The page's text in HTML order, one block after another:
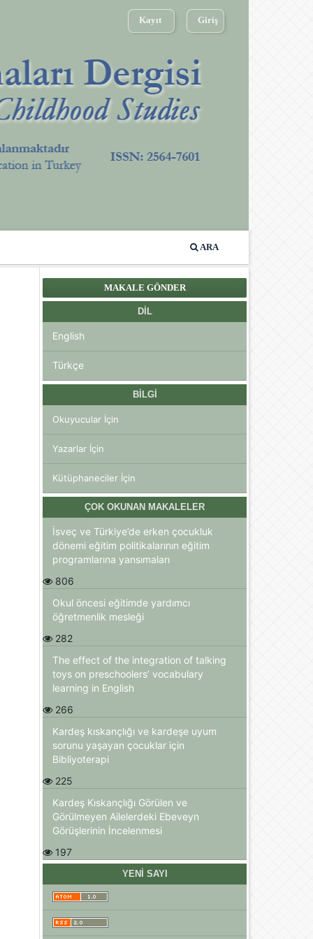
ARA
Kayıt Giriş
MAKALE GÖNDER
DIL
English
Türkçe
BILGI
Okuyucular İçin
Yazarlar İçin
Kütüphaneciler İçin
ÇOK OKUNAN MAKALELER
İsveç ve Türkiye’de erken çocukluk
dönemi eğitim politikalarının eğitim
programlarına yansımaları
806
Okul öncesi eğitimde yardımcı
öğretmenlik mesleği
282
The effect of the integration of talking
toys on preschoolers’ vocabulary
learning in English
266
Kardeş kıskançlığı ve kardeşe uyum
sorunu yaşayan çocuklar için
Bibliyoterapi
225
Kardeş Kıskançlığı Görülen ve
Görülmeyen Ailelerdeki Ebeveyn
Görüşlerinin İncelenmesi
197
YENI SAYI